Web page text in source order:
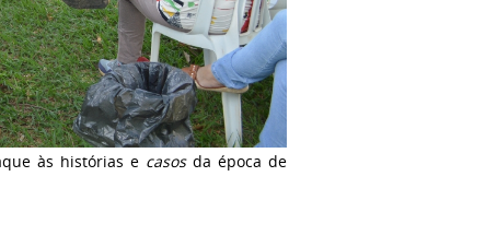
às histórias e casosda época de